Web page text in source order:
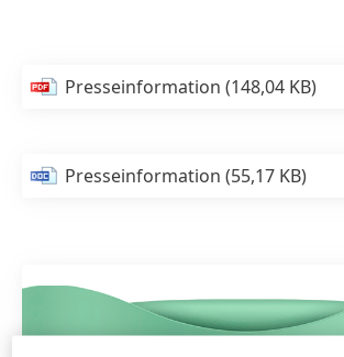
Presseinformation(148,04 KB)
Presseinformation(55,17 KB)